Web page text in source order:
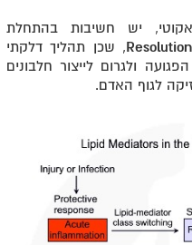
יש חשיבות בהתחלת
Resolution, שכן תהליך דלקתי
ולגרום לייצור חלבונים
לגוף האדם.